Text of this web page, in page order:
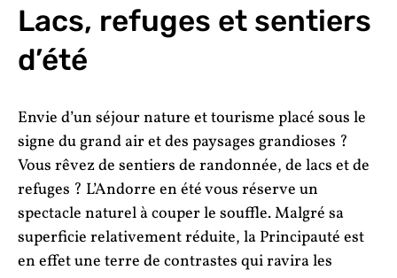
Lacs, refuges et sentiers
d’été
Envie d’un séjour nature et tourisme placé sous le
signe du grand air et des paysages grandioses ?
Vous rêvez de sentiers de randonnée, de lacs et de
refuges ? L’Andorre en été vous réserve un
spectacle naturel à couper le souffle. Malgré sa
superficie relativement réduite, la Principauté est
en effet une terre de contrastes qui ravira les